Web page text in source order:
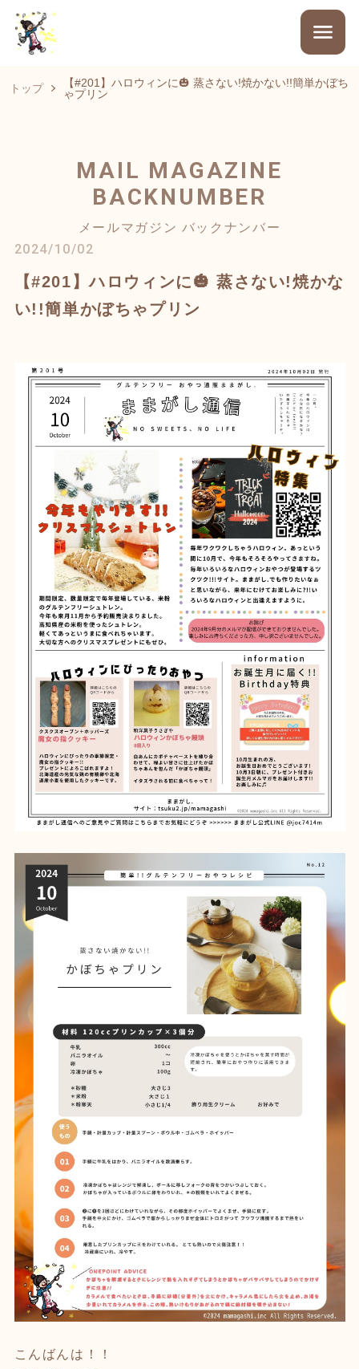
トップ
【#201】ハロウィンに🎃 蒸さない!焼かない!!簡単かぼち
ゃプリン
MAIL MAGAZINE
BACKNUMBER
メールマガジン バックナンバー
2024/10/02
【#201】ハロウィンに🎃 蒸さない!焼かな
い!!簡単かぼちゃプリン
こんばんは！！